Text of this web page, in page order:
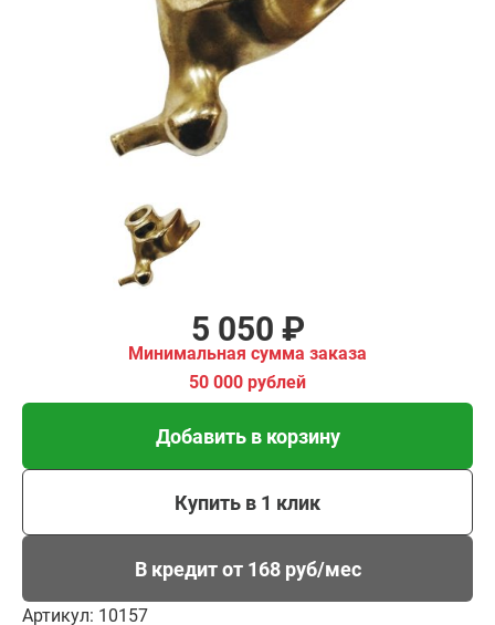
5 050 ₽
Минимальная сумма заказа
50 000 рублей
Добавить в корзину
Купить в 1 клик
В кредит от 168 руб/мес
Артикул: 10157
Добавить в корзину
Купить в 1 клик
В кредит от 168 руб/
мес